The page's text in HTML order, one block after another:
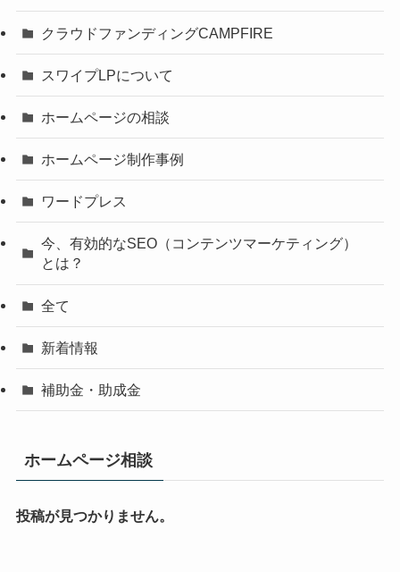
クラウドファンディングCAMPFIRE
スワイプLPについて
ホームページの相談
ホームページ制作事例
ワードプレス
今、有効的なSEO（コンテンツマーケティング）
とは？
全て
新着情報
補助金・助成金
ホームページ相談
投稿が見つかりません。